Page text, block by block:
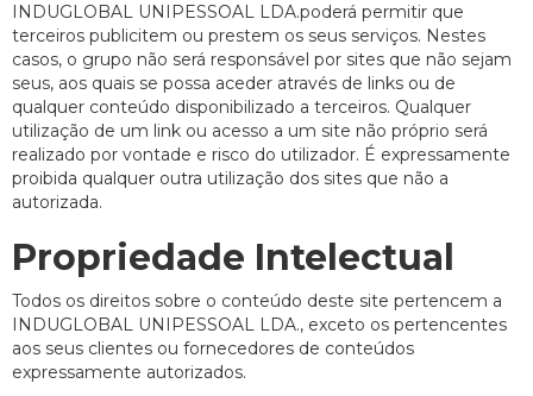
INDUGLOBAL UNIPESSOAL LDA.poderá permitir que
terceiros publicitem ou prestem os seus serviços. Nestes
casos, o grupo não será responsável por sites que não sejam
seus, aos quais se possa aceder através de links ou de
qualquer conteúdo disponibilizado a terceiros. Qualquer
utilização de um link ou acesso a um site não próprio será
realizado por vontade e risco do utilizador. É expressamente
proibida qualquer outra utilização dos sites que não a
autorizada.
Propriedade Intelectual
Todos os direitos sobre o conteúdo deste site pertencem a
INDUGLOBAL UNIPESSOAL LDA., exceto os pertencentes
aos seus clientes ou fornecedores de conteúdos
expressamente autorizados.